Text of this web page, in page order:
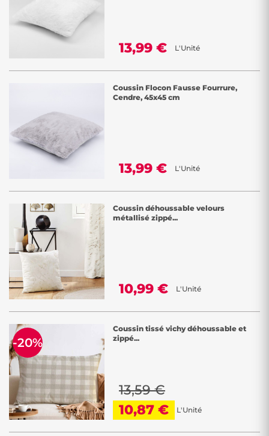
13,99 € L'Unité
Coussin Flocon Fausse Fourrure,
Cendre, 45x45 cm
13,99 € L'Unité
Coussin déhoussable velours
métallisé zippé...
10,99 € L'Unité
Coussin tissé vichy déhoussable et
zippé...
13,59 €
10,87 €
L'Unité
-20%